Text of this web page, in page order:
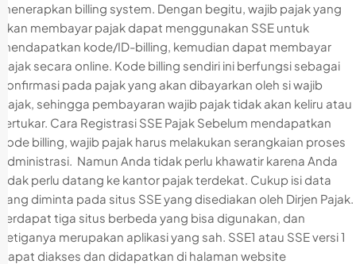
menerapkan billing system. Dengan begitu, wajib pajak yang
akan membayar pajak dapat menggunakan SSE untuk
mendapatkan kode/ID-billing, kemudian dapat membayar
pajak secara online. Kode billing sendiri ini berfungsi sebagai
konfirmasi pada pajak yang akan dibayarkan oleh si wajib
pajak, sehingga pembayaran wajib pajak tidak akan keliru atau
tertukar. Cara Registrasi SSE Pajak Sebelum mendapatkan
kode billing, wajib pajak harus melakukan serangkaian proses
administrasi. Namun Anda tidak perlu khawatir karena Anda
tidak perlu datang ke kantor pajak terdekat. Cukup isi data
yang diminta pada situs SSE yang disediakan oleh Dirjen Pajak.
Terdapat tiga situs berbeda yang bisa digunakan, dan
ketiganya merupakan aplikasi yang sah. SSE1 atau SSE versi 1
dapat diakses dan didapatkan di halaman website